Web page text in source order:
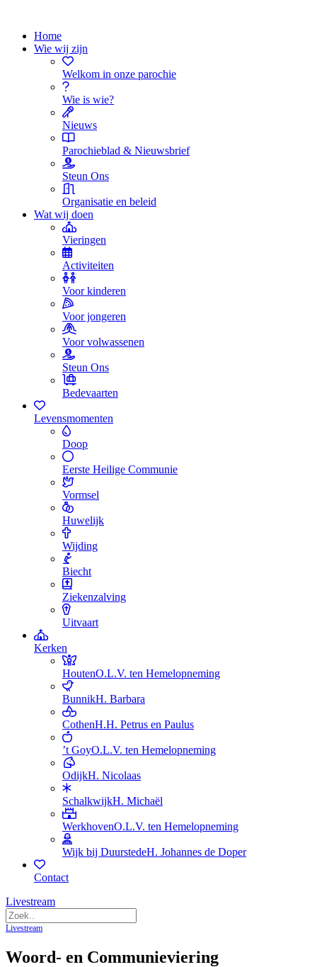
Home
Wie wij zijn
Welkom in onze parochie
Wie is wie?
Nieuws
Parochieblad & Nieuwsbrief
Steun Ons
Organisatie en beleid
Wat wij doen
Vieringen
Activiteiten
Voor kinderen
Voor jongeren
Voor volwassenen
Steun Ons
Bedevaarten
Levensmomenten
Doop
Eerste Heilige Communie
Vormsel
Huwelijk
Wijding
Biecht
Ziekenzalving
Uitvaart
Kerken
HoutenO.L.V. ten Hemelopneming
BunnikH. Barbara
CothenH.H. Petrus en Paulus
’t GoyO.L.V. ten Hemelopneming
OdijkH. Nicolaas
SchalkwijkH. Michaël
WerkhovenO.L.V. ten Hemelopneming
Wijk bij DuurstedeH. Johannes de Doper
Contact
Livestream
Livestream
Woord- en Communieviering